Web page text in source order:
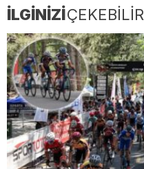
İLGİNİZİÇEKEBİLİR